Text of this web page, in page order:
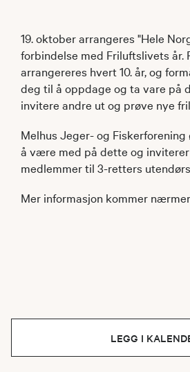
19. oktober arrangeres "Hele
forbindelse med Friluftslivets år.
arrangereres hvert 10. år, og
deg til å oppdage og ta vare på
invitere andre ut og prøve nye
Melhus Jeger- og
å være med på dette og
medlemmer til 3-retters
Mer informasjon kommer
LEGG I